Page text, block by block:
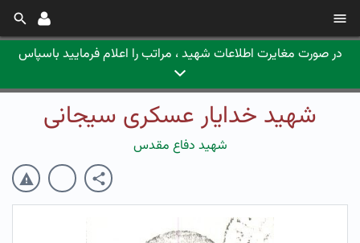
در صورت مغایرت اطلاعات شهید ، مراتب را اعلام فرمایید باسپاس
شهید خدایار عسکری سیجانی
شهید دفاع مقدس